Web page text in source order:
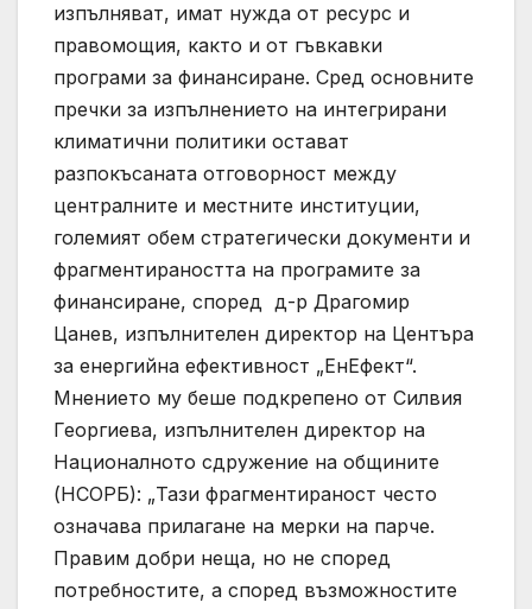
изпълняват, имат нужда от ресурс и
правомощия, както и от гъвкавки
програми за финансиране. Сред основните
пречки за изпълнението на интегрирани
климатични политики остават
разпокъсаната отговорност между
централните и местните институции,
големият обем стратегически документи и
фрагментираността на програмите за
финансиране, според д-р Драгомир
Цанев, изпълнителен директор на Центъра
за енергийна ефективност „ЕнЕфект“.
Мнението му беше подкрепено от Силвия
Георгиева, изпълнителен директор на
Националното сдружение на общините
(НСОРБ): „Тази фрагментираност често
означава прилагане на мерки на парче.
Правим добри неща, но не според
потребностите, а според възможностите